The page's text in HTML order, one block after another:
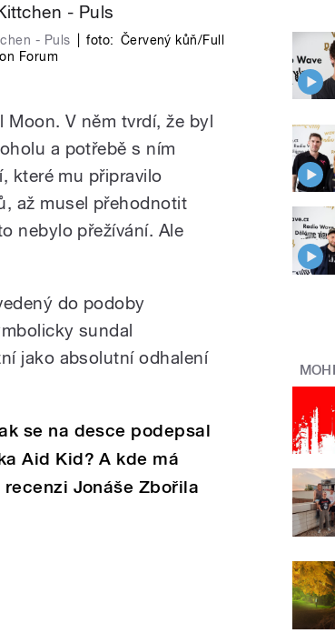
- Puls foto: Červený kůň/Full
Forum
V něm tvrdí, že byl
a potřebě s ním
které mu připravilo
až musel přehodnotit
nebylo přežívání. Ale
do podoby
sundal
jako absolutní odhalení
se na desce podepsal
Aid Kid? A kde má
Jonáše Zbořila